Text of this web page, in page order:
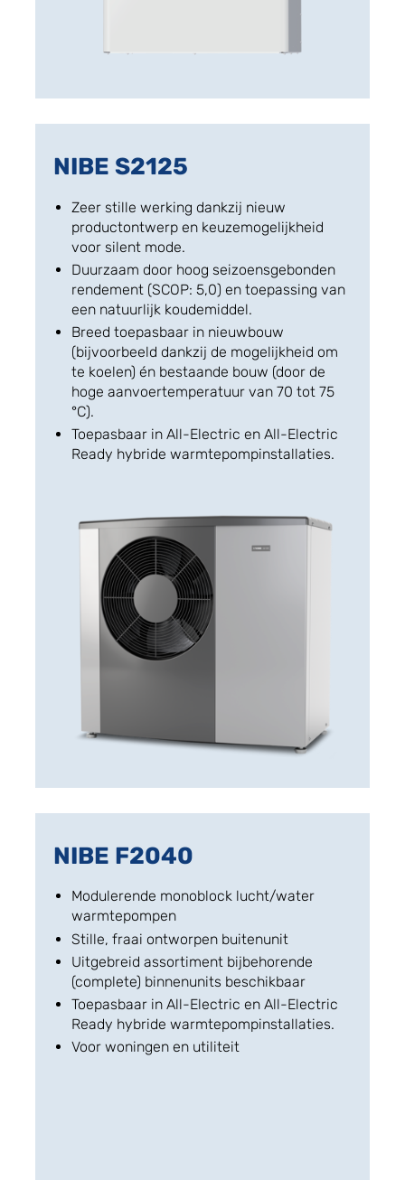
NIBE S2125
Zeer stille werking dankzij nieuw
productontwerp en keuzemogelijkheid
voor silent mode.
Duurzaam door hoog seizoensgebonden
rendement (SCOP: 5,0) en toepassing van
een natuurlijk koudemiddel.
Breed toepasbaar in nieuwbouw
(bijvoorbeeld dankzij de mogelijkheid om
te koelen) én bestaande bouw (door de
hoge aanvoertemperatuur van 70 tot 75
°C).
Toepasbaar in All-Electric en All-Electric
Ready hybride warmtepompinstallaties.
NIBE F2040
Modulerende monoblock lucht/water
warmtepompen
Stille, fraai ontworpen buitenunit
Uitgebreid assortiment bijbehorende
(complete) binnenunits beschikbaar
Toepasbaar in All-Electric en All-Electric
Ready hybride warmtepompinstallaties.
Voor woningen en utiliteit